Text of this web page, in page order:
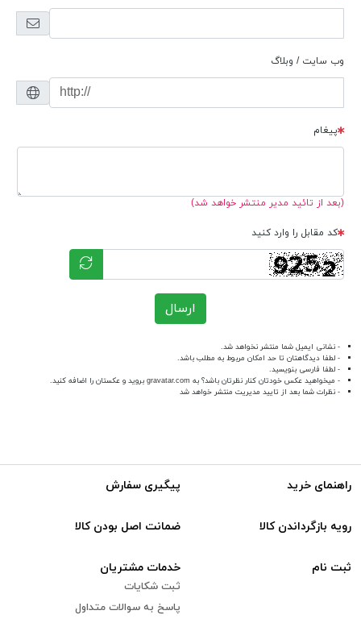
وب سایت / وبلاگ
پیغام
(بعد از تائید مدیر منتشر خواهد شد)
کد مقابل را وارد کنید
ارسال
- نشانی ایمیل شما منتشر نخواهد شد.
- لطفا دیدگاهتان تا حد امکان مربوط به مطلب باشد.
- لطفا فارسی بنویسید.
- میخواهید عکس خودتان کنار نظرتان باشد؟ به gravatar.com بروید و عکستان را اضافه کنید.
- نظرات شما بعد از تایید مدیریت منتشر خواهد شد
راهنمای خرید پیگیری سفارش
رویه بازگرداندن کالا ضمانت اصل بودن کالا
ثبت نام خدمات مشتریان
ثبت شکایات
پاسخ به سوالات متداول